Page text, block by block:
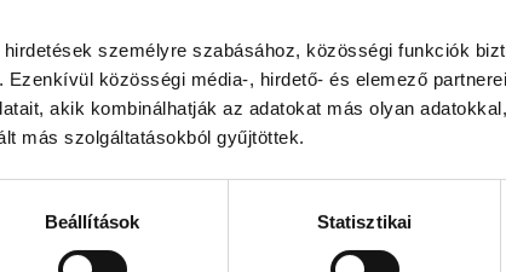
személyre szabásához, közösségi funkciók
Ezenkívül közösségi média-, hirdető- és elemező
akik kombinálhatják az adatokat más olyan
más szolgáltatásokból gyűjtöttek.
Beállítások Statisztikai
has occurred while loadingwww.bicapp.hu (see the